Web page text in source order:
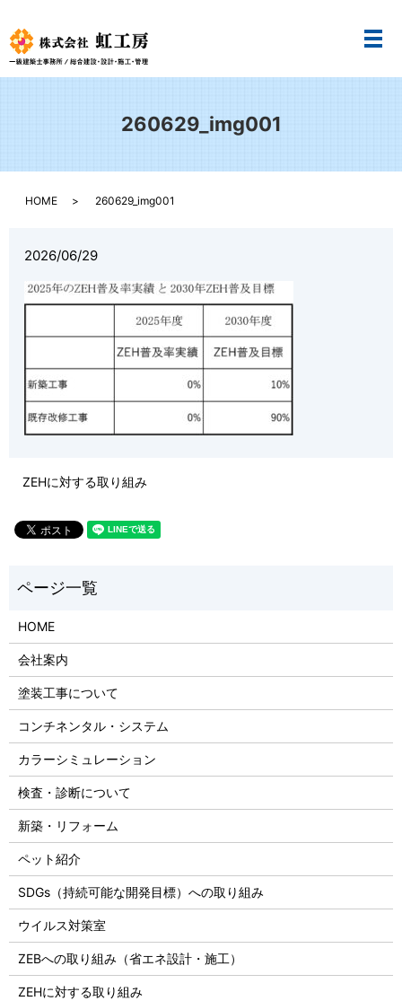
メ
260629_img001
HOME 260629_img001
2026/06/29
ZEHに対する取り組み
HOME
会社案内
塗装工事について
コンチネンタル・システム
カラーシミュレーション
検査・診断について
新築・リフォーム
ペット紹介
SDGs（持続可能な開発目標）への取り組み
ウイルス対策室
ZEBへの取り組み（省エネ設計・施工）
ZEHに対する取り組み